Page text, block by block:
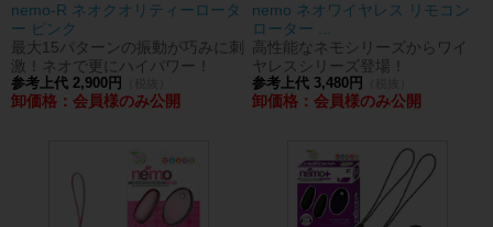
nemo-R ネオクオリティーロータ
ー ピンク
最大15パターンの振動が巧みに刺
激！ネオで更にハイパワー！
参考上代 2,900円
卸価格：会員様のみ公開
nemo ネオワイヤレス リモコン
ローター ...
高性能なネモシリーズからワイ
ヤレスシリーズ登場！
参考上代 3,480円
卸価格：会員様のみ公開